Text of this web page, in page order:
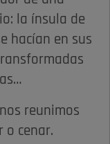
la ínsula de
hacían en sus
reunimos
o cenar.